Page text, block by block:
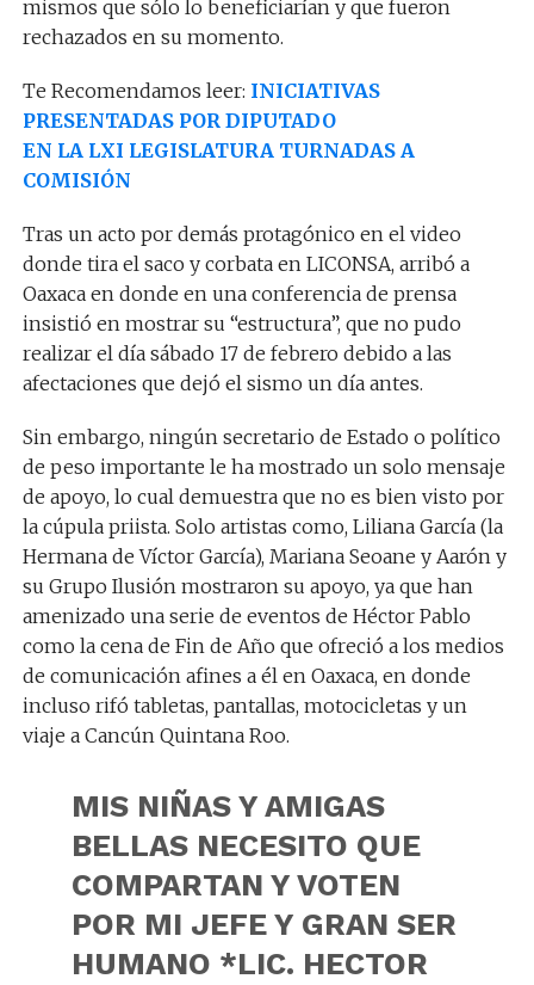
mismos que sólo lo beneficiarían y que fueron
rechazados en su momento.
Te Recomendamos leer: INICIATIVAS
PRESENTADAS POR DIPUTADO
EN LA LXI LEGISLATURA TURNADAS A
COMISIÓN
Tras un acto por demás protagónico en el video
donde tira el saco y corbata en LICONSA, arribó a
Oaxaca en donde en una conferencia de prensa
insistió en mostrar su “estructura”, que no pudo
realizar el día sábado 17 de febrero debido a las
afectaciones que dejó el sismo un día antes.
Sin embargo, ningún secretario de Estado o político
de peso importante le ha mostrado un solo mensaje
de apoyo, lo cual demuestra que no es bien visto por
la cúpula priista. Solo artistas como, Liliana García (la
Hermana de Víctor García), Mariana Seoane y Aarón y
su Grupo Ilusión mostraron su apoyo, ya que han
amenizado una serie de eventos de Héctor Pablo
como la cena de Fin de Año que ofreció a los medios
de comunicación afines a él en Oaxaca, en donde
incluso rifó tabletas, pantallas, motocicletas y un
viaje a Cancún Quintana Roo.
MIS NIÑAS Y AMIGAS
BELLAS NECESITO QUE
COMPARTAN Y VOTEN
POR MI JEFE Y GRAN SER
HUMANO *LIC. HECTOR